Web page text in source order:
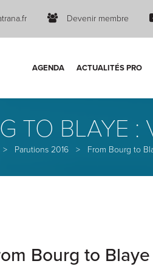
Devenir membre
AGENDA ACTUALITÉS PRO
TO BLAYE :
Parutions 2016 > From Bourg to
Bourg to